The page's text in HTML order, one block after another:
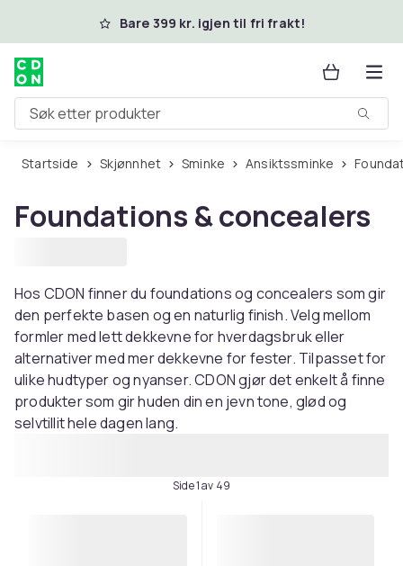
Hopp til hovedinnholdBare 399 kr. igjen til fri frakt!
Søk etter produkter
Startside Skjønnhet Sminke Ansiktssminke
Foundations & concealers
Hos CDON finner du foundations og concealers som gir
den perfekte basen og en naturlig finish. Velg mellom
formler med lett dekkevne for hverdagsbruk eller
alternativer med mer dekkevne for fester. Tilpasset for
ulike hudtyper og nyanser. CDON gjør det enkelt å finne
produkter som gir huden din en jevn tone, glød og
selvtillit hele dagen lang.
Side 1 av 49